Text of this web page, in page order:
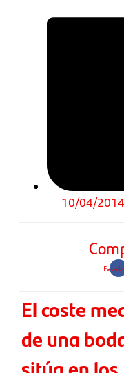
10/04/2014
El coste
de una